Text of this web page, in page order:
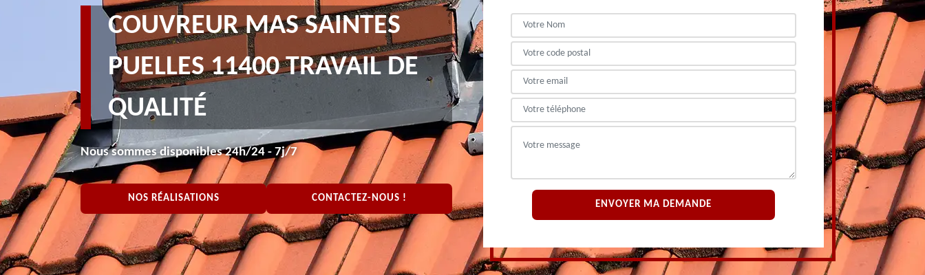
COUVREUR MAS SAINTES
PUELLES 11400 TRAVAIL DE
QUALITÉ
Nous sommes disponibles 24h/24 - 7j/7
NOS RÉALISATIONS CONTACTEZ-NOUS !